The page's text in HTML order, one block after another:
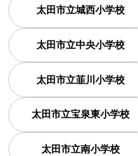
太田市立城西小学校
太田市立中央小学校
太田市立韮川小学校
太田市立宝泉東小学校
太田市立南小学校